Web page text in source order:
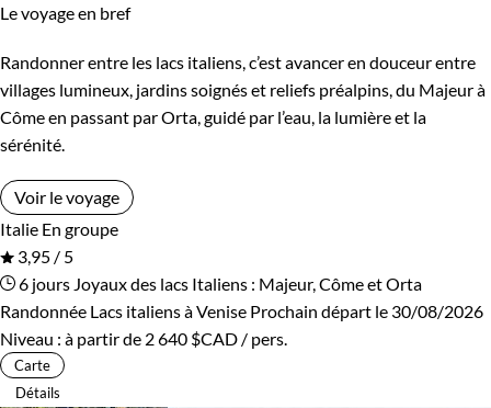
Le voyage en bref
Randonner entre les lacs italiens, c’est avancer en douceur entre
villages lumineux, jardins soignés et reliefs préalpins, du Majeur à
Côme en passant par Orta, guidé par l’eau, la lumière et la
sérénité.
Voir le voyage
Italie En groupe
3,95 / 5
6 jours Joyaux des lacs Italiens : Majeur, Côme et Orta
Randonnée Lacs italiens à Venise Prochain départ le 30/08/2026
Niveau : à partir de 2 640 $CAD / pers.
Carte
Détails